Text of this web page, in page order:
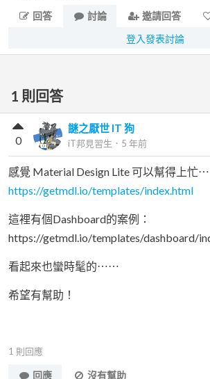
回答
討論 邀請回答
登入發表討論
1 則回答
謎之厭世 IT 狗
iT邦見習生 ． 5 年前
0
感覺 Material Design Lite 可以幫得上忙
https://getmdl.io/templates/index.html
這裡有個Dashboard的案例：
https://getmdl.io/templates/dashboard/
看起來也蠻時髦的⋯⋯
希望有幫助！
1 則回應
回應
沒有幫助